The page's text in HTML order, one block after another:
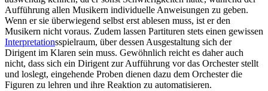
Aufführung allen Musikern individuelle Anweisungen zu geben.
Wenn er sie überwiegend selbst erst ablesen muss, ist er den
Musikern nicht voraus. Zudem lassen Partituren stets einen gewissen
Interpretationsspielraum, über dessen Ausgestaltung sich der
Dirigent im Klaren sein muss. Gewöhnlich reicht es daher auch
nicht, dass sich ein Dirigent zur Aufführung vor das Orchester stellt
und loslegt, eingehende Proben dienen dazu dem Orchester die
Figuren zu lehren und ihre Reaktion zu automatisieren.